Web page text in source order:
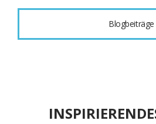
Blogbeiträge